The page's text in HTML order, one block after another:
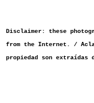
Disclaimer: these
from the Internet. /
propiedad son extraídas